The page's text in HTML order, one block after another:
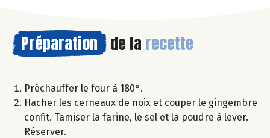
Préparation de la recette
Préchauffer le four à 180°.
Hacher les cerneaux de noix et couper le gingembre
confit. Tamiser la farine, le sel et la poudre à lever.
Réserver.